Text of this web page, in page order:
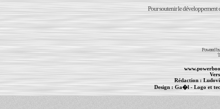
Pour soutenir le développement
Powered
Rédaction :
Design :Ga�l- Logo et
PowerBook